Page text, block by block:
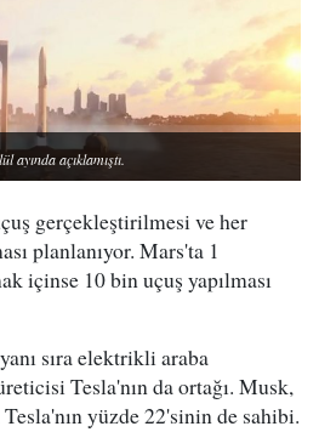
açıklamıştı.
gerçekleştirilmesi ve her
planlanıyor. Mars'ta 1
içinse 10 bin uçuş yapılması
sıra elektrikli araba
Tesla'nın da ortağı. Musk,
yüzde 22'sinin de sahibi.